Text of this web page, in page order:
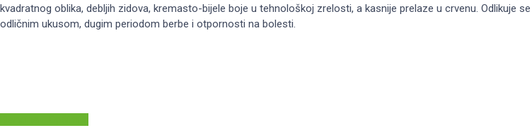
kvadratnog oblika, debljih zidova, kremasto-bijele boje u tehnološkoj zrelosti, a kasnije prelaze u crvenu. Odlikuje se
odličnim ukusom, dugim periodom berbe i otpornosti na bolesti.